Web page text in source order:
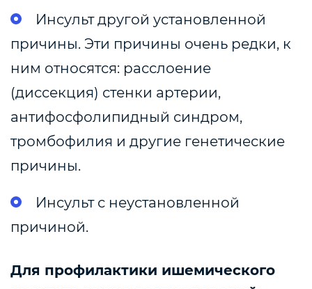
Инсульт другой установленной
причины. Эти причины очень редки, к
ним относятся: расслоение
(диссекция) стенки артерии,
антифосфолипидный синдром,
тромбофилия и другие генетические
причины.
Инсульт с неустановленной
причиной.
Для профилактики ишемического